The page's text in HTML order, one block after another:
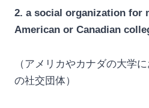
2. a social organization for
American or Canadian
（アメリカやカナダの大学
の社交団体）